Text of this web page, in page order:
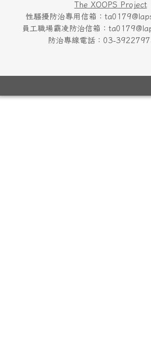
The XOOPS Project
性騷擾防治專用信箱：
員工職場霸凌防治信箱：
防治專線電話：03-